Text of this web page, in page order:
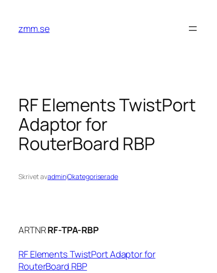
innehåll
zmm.se
RF Elements TwistPort
Adaptor for
RouterBoard RBP
Skrivet avadminiOkategoriserade
ARTNRRF-TPA-RBP
RF Elements TwistPort Adaptor for
RouterBoard RBP